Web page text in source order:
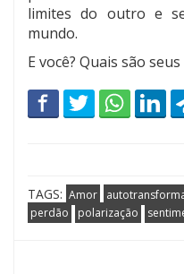
limites do outro e
mundo.
E você? Quais são
TAGS: Amor
perdão
polarização